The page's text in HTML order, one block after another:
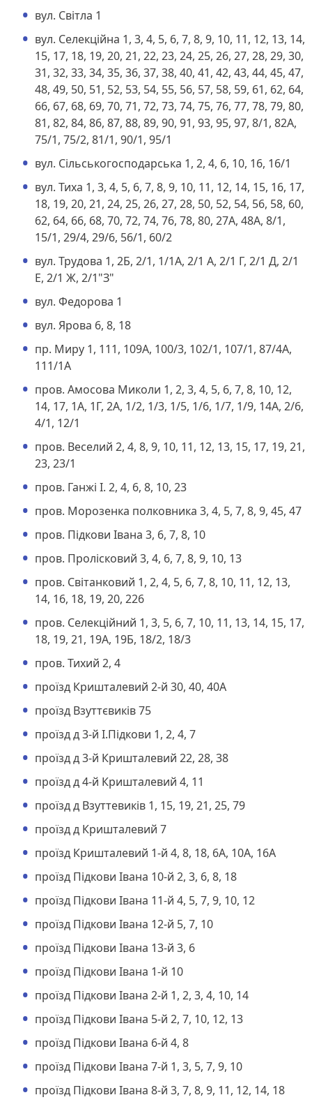
вул. Світла 1
вул. Селекційна 1, 3, 4, 5, 6, 7, 8, 9, 10, 11, 12, 13, 14,
15, 17, 18, 19, 20, 21, 22, 23, 24, 25, 26, 27, 28, 29, 30,
31, 32, 33, 34, 35, 36, 37, 38, 40, 41, 42, 43, 44, 45, 47,
48, 49, 50, 51, 52, 53, 54, 55, 56, 57, 58, 59, 61, 62, 64,
66, 67, 68, 69, 70, 71, 72, 73, 74, 75, 76, 77, 78, 79, 80,
81, 82, 84, 86, 87, 88, 89, 90, 91, 93, 95, 97, 8/1, 82А,
75/1, 75/2, 81/1, 90/1, 95/1
вул. Сільськогосподарська 1, 2, 4, 6, 10, 16, 16/1
вул. Тиха 1, 3, 4, 5, 6, 7, 8, 9, 10, 11, 12, 14, 15, 16, 17,
18, 19, 20, 21, 24, 25, 26, 27, 28, 50, 52, 54, 56, 58, 60,
62, 64, 66, 68, 70, 72, 74, 76, 78, 80, 27А, 48А, 8/1,
15/1, 29/4, 29/6, 56/1, 60/2
вул. Трудова 1, 2Б, 2/1, 1/1А, 2/1 А, 2/1 Г, 2/1 Д, 2/1
Е, 2/1 Ж, 2/1"З"
вул. Федорова 1
вул. Ярова 6, 8, 18
пр. Миру 1, 111, 109А, 100/3, 102/1, 107/1, 87/4А,
111/1А
пров. Амосова Миколи 1, 2, 3, 4, 5, 6, 7, 8, 10, 12,
14, 17, 1А, 1Г, 2А, 1/2, 1/3, 1/5, 1/6, 1/7, 1/9, 14А, 2/6,
4/1, 12/1
пров. Веселий 2, 4, 8, 9, 10, 11, 12, 13, 15, 17, 19, 21,
23, 23/1
пров. Ганжі І. 2, 4, 6, 8, 10, 23
пров. Морозенка полковника 3, 4, 5, 7, 8, 9, 45, 47
пров. Підкови Івана 3, 6, 7, 8, 10
пров. Пролісковий 3, 4, 6, 7, 8, 9, 10, 13
пров. Світанковий 1, 2, 4, 5, 6, 7, 8, 10, 11, 12, 13,
14, 16, 18, 19, 20, 226
пров. Селекційний 1, 3, 5, 6, 7, 10, 11, 13, 14, 15, 17,
18, 19, 21, 19А, 19Б, 18/2, 18/3
пров. Тихий 2, 4
проїзд Кришталевий 2-й 30, 40, 40А
проїзд Взуттєвиків 75
проїзд д 3-й І.Підкови 1, 2, 4, 7
проїзд д 3-й Кришталевий 22, 28, 38
проїзд д 4-й Кришталевий 4, 11
проїзд д Взуттевиків 1, 15, 19, 21, 25, 79
проїзд д Кришталевий 7
проїзд Кришталевий 1-й 4, 8, 18, 6А, 10А, 16А
проїзд Підкови Івана 10-й 2, 3, 6, 8, 18
проїзд Підкови Івана 11-й 4, 5, 7, 9, 10, 12
проїзд Підкови Івана 12-й 5, 7, 10
проїзд Підкови Івана 13-й 3, 6
проїзд Підкови Івана 1-й 10
проїзд Підкови Івана 2-й 1, 2, 3, 4, 10, 14
проїзд Підкови Івана 5-й 2, 7, 10, 12, 13
проїзд Підкови Івана 6-й 4, 8
проїзд Підкови Івана 7-й 1, 3, 5, 7, 9, 10
проїзд Підкови Івана 8-й 3, 7, 8, 9, 11, 12, 14, 18